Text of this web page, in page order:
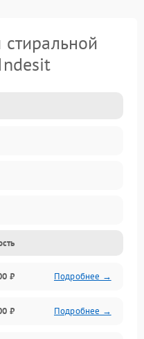
₽ Подробнее →
₽ Подробнее →